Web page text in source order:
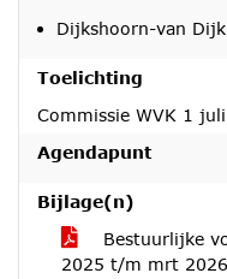
Dijkshoorn-van
Toelichting
Commissie WVK 1
Agendapunt
Bijlage(n)
Bestuurlijke
2025 t/m mrt 2026